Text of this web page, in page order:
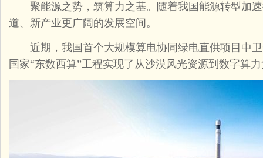
聚能源之势，筑算力之基。随着我国能源转型加速
道、新产业更广阔的发展空间。
近期，我国首个大规模算电协同绿电直供项目中卫
国家“东数西算”工程实现了从沙漠风光资源到数字算